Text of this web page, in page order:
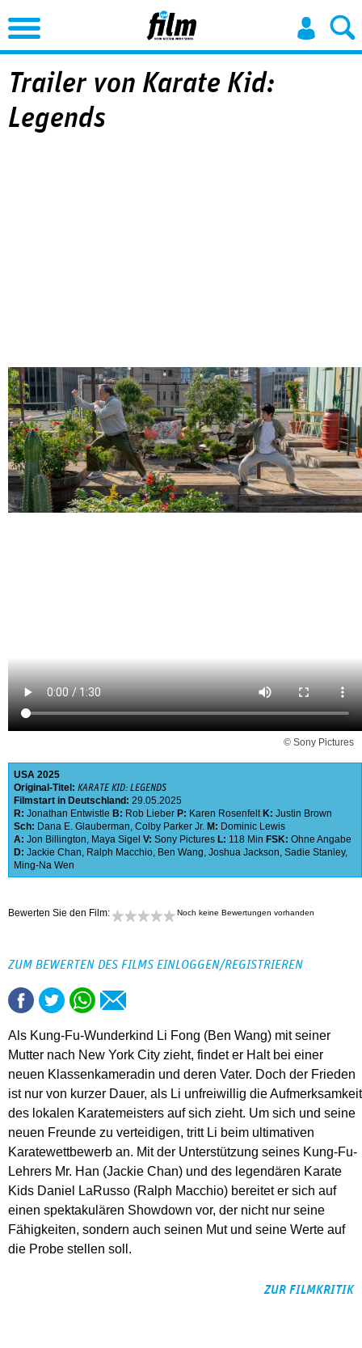
Jump to Navigation
Trailer von Karate Kid:
Legends
© Sony Pictures
USA 2025
Original-Titel: KARATE KID: LEGENDS
Filmstart in Deutschland: 29.05.2025
R: Jonathan Entwistle B: Rob Lieber P: Karen Rosenfelt K: Justin Brown
Sch: Dana E. Glauberman, Colby Parker Jr. M: Dominic Lewis
A: Jon Billington, Maya Sigel V: Sony Pictures L: 118 Min FSK: Ohne Angabe
D: Jackie Chan, Ralph Macchio, Ben Wang, Joshua Jackson, Sadie Stanley,
Ming-Na Wen
Bewerten Sie den Film: Noch keine Bewertungen vorhanden
ZUM BEWERTEN DES FILMS EINLOGGEN/REGISTRIEREN
Als Kung-Fu-Wunderkind Li Fong (Ben Wang) mit seiner
Mutter nach New York City zieht, findet er Halt bei einer
neuen Klassenkameradin und deren Vater. Doch der Frieden
ist nur von kurzer Dauer, als Li unfreiwillig die Aufmerksamkeit
des lokalen Karatemeisters auf sich zieht. Um sich und seine
neuen Freunde zu verteidigen, tritt Li beim ultimativen
Karatewettbewerb an. Mit der Unterstützung seines Kung-Fu-
Lehrers Mr. Han (Jackie Chan) und des legendären Karate
Kids Daniel LaRusso (Ralph Macchio) bereitet er sich auf
einen spektakulären Showdown vor, der nicht nur seine
Fähigkeiten, sondern auch seinen Mut und seine Werte auf
die Probe stellen soll.
ZUR FILMKRITIK